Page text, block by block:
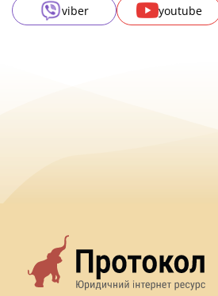
viber
youtube